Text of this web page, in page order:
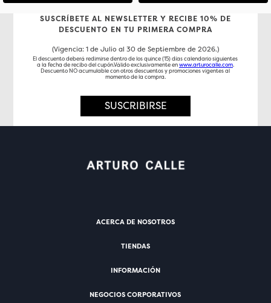
SUSCRÍBETE AL NEWSLETTER Y RECIBE 10% DE
DESCUENTO EN TU PRIMERA COMPRA
(Vigencia: 1 de Julio al 30 de Septiembre de 2026.)
El descuento deberá redimirse dentro de los quince (15) días calendario siguientes
a la fecha de recibo del cupón.Válido exclusivamente enwww.arturocalle.com.
Descuento NO acumulable con otros descuentos y promociones vigentes al
momento de la compra.
SUSCRIBIRSE
ACERCA DE NOSOTROS
TIENDAS
INFORMACIÓN
NEGOCIOS CORPORATIVOS